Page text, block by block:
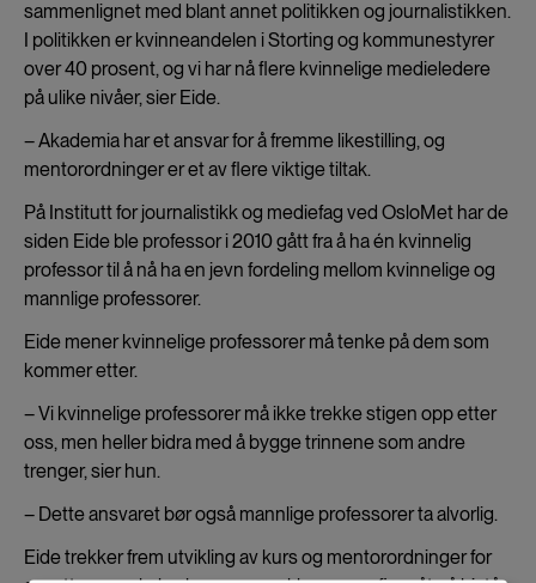
sammenlignet med blant annet politikken og journalistikken.
I politikken er kvinneandelen i Storting og kommunestyrer
over 40 prosent, og vi har nå flere kvinnelige medieledere
på ulike nivåer, sier Eide.
– Akademia har et ansvar for å fremme likestilling, og
mentorordninger er et av flere viktige tiltak.
På Institutt for journalistikk og mediefag ved OsloMet har de
siden Eide ble professor i 2010 gått fra å ha én kvinnelig
professor til å nå ha en jevn fordeling mellom kvinnelige og
mannlige professorer.
Eide mener kvinnelige professorer må tenke på dem som
kommer etter.
– Vi kvinnelige professorer må ikke trekke stigen opp etter
oss, men heller bidra med å bygge trinnene som andre
trenger, sier hun.
– Dette ansvaret bør også mannlige professorer ta alvorlig.
Eide trekker frem utvikling av kurs og mentorordninger for